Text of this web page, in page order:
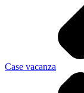
Case vacanza